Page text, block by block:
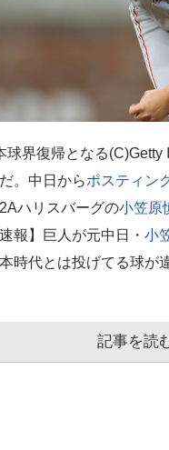
球界復帰となる
。中日からポスティン
ハリスバーグの小笠原
報】巨人が元中日・ 小
時代とは投げてる球が
記事を読